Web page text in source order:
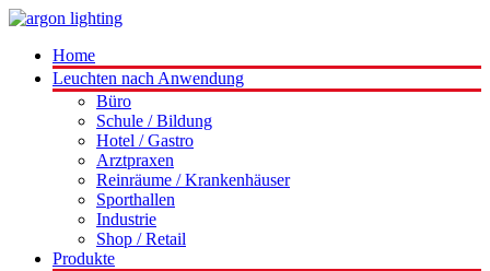
Home
Leuchten nach Anwendung
Büro
Schule / Bildung
Hotel / Gastro
Arztpraxen
Reinräume / Krankenhäuser
Sporthallen
Industrie
Shop / Retail
Produkte